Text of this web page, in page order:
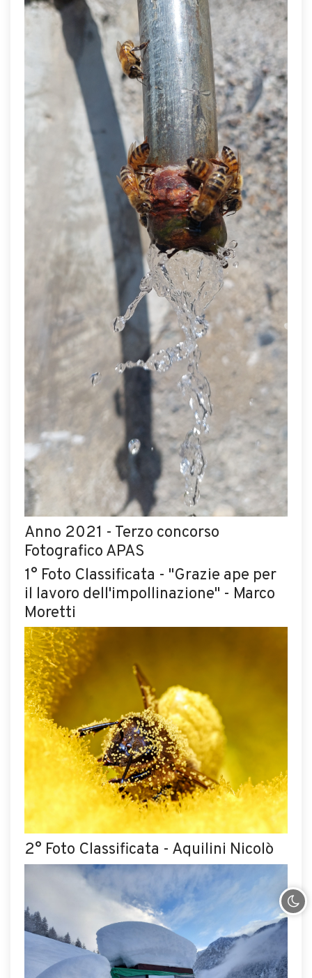
Anno 2021 - Terzo concorso
Fotografico APAS
1° Foto Classificata - "Grazie ape per
il lavoro dell'impollinazione" - Marco
Moretti
2° Foto Classificata - Aquilini Nicolò